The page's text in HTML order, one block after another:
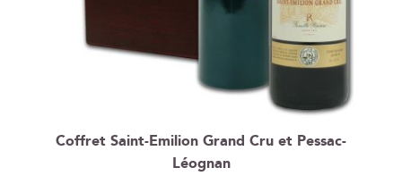
Coffret Saint-Emilion Grand Cru et Pessac-
Léognan